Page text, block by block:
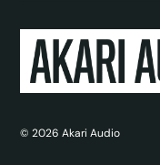
© 2026Akari Audio